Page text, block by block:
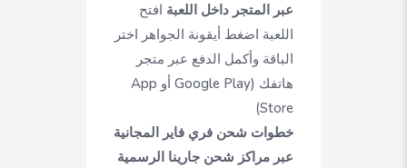
عبر المتجر داخل اللعبة افتح
اللعبة اضغط أيقونة الجواهر اختر
الباقة وأكمل الدفع عبر متجر
هاتفك (Google Play أو App
Store)
خطوات شحن فري فاير المجانية
عبر مراكز شحن جارينا الرسمية